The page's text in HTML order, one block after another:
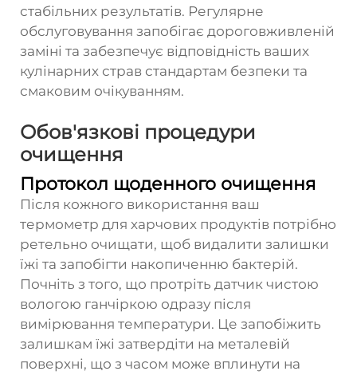
стабільних результатів. Регулярне
обслуговування запобігає дороговживленій
заміні та забезпечує відповідність ваших
кулінарних страв стандартам безпеки та
смаковим очікуванням.
Обов'язкові процедури
очищення
Протокол щоденного очищення
Після кожного використання ваш
термометр для харчових продуктів потрібно
ретельно очищати, щоб видалити залишки
їжі та запобігти накопиченню бактерій.
Почніть з того, що протріть датчик чистою
вологою ганчіркою одразу після
вимірювання температури. Це запобіжить
залишкам їжі затвердіти на металевій
поверхні, що з часом може вплинути на